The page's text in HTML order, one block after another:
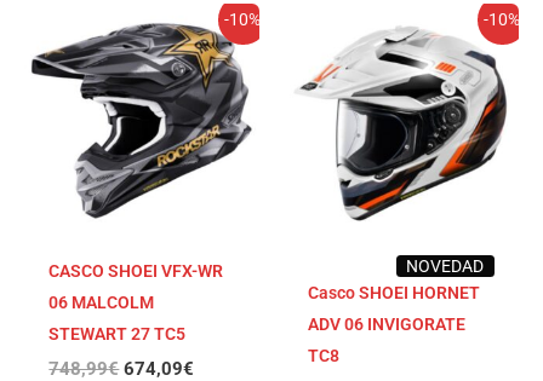
-10%
CASCO SHOEI VFX-WR
06 MALCOLM
STEWART 27 TC5
748,99€
precio
original
era:
748,99€.
674,09€
precio
actual
es:
674,09€.
-10%
NOVEDAD
Casco SHOEI HORNET
ADV 06 INVIGORATE
TC8
precio
original
era:
729,00€.
precio
actual
es:
656,10€.